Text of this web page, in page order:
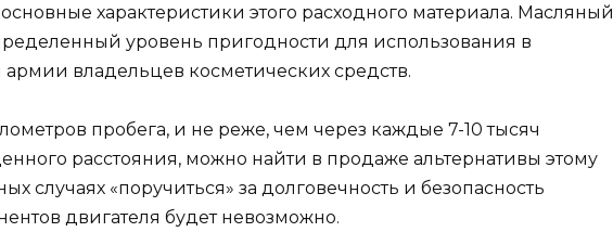
характеристики этого расходного материала. Масляный
уровень пригодности для использования в
владельцев косметических средств.
пробега, и не реже, чем через каждые 7-10 тысяч
расстояния, можно найти в продаже альтернативы этому
случаях «поручиться» за долговечность и безопасность
двигателя будет невозможно.